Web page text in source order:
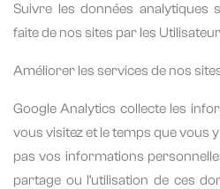
Suivre les données analytiques
faite de nos sites par les
Améliorer les services de nos
Google Analytics collecte les
vous visitez et le temps que vous
pas vos informations
partage ou l’utilisation de ces